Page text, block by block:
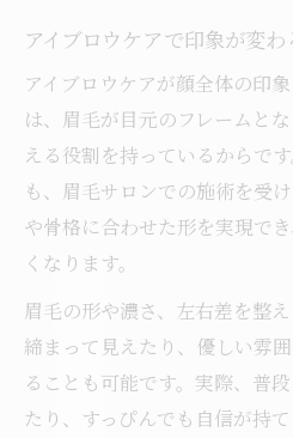
アイブロウ長持ちの
アイブロウケアに役
印象アップに役立つ眉デ
第一印象を左右する
アイブロウで垢抜け
ント
顔立ちに合うアイブ
アイブロウで実現す
ツ
アイブロウケアで印象が変
アイブロウケアが顔全体の印
は、眉毛が目元のフレームと
える役割を持っているからで
も、眉毛サロンでの施術を受
や骨格に合わせた形を実現で
くなります。
眉毛の形や濃さ、左右差を整
締まって見えたり、優しい雰
ることも可能です。実際、普
たり、すっぴんでも自信が持